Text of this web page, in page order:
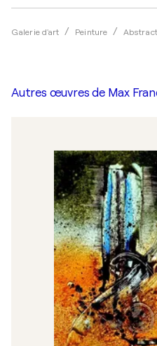
Galerie d'art Peinture
Autres œuvres de Max